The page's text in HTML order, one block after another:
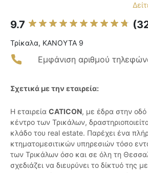
9.7
Τρίκαλα, ΚΑΝΟΥΤΑ 9
Εμφάνιση αριθμού
Σχετικά με την εταιρεία:
Η εταιρεία CATICON, με έδρα στην
κέντρο των Τρικάλων,
κλάδο του real estate. Παρέχει ένα
κτηματομεσιτικών υπηρεσιών τόσο
των Τρικάλων όσο και σε όλη τη
σχεδιάζει να διευρύνει το δίκτυό της